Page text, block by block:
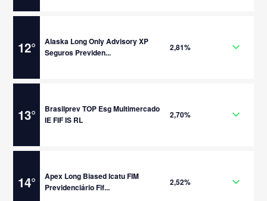
12°
Alaska Long Only Advisory XP
Seguros Previden...
2,81%
13°
Brasilprev TOP Esg Multimercado
IE FIF IS RL
2,70%
14°
Apex Long Biased Icatu FIM
Previdenciário Fif...
2,52%